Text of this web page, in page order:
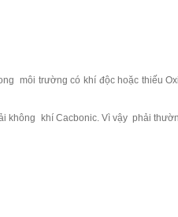
môi trường có khí độc hoặc thiếu
không khí Cacbonic. Vì vậy phải